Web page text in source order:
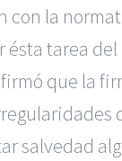
con la
ésta tarea del
que la
salvedad